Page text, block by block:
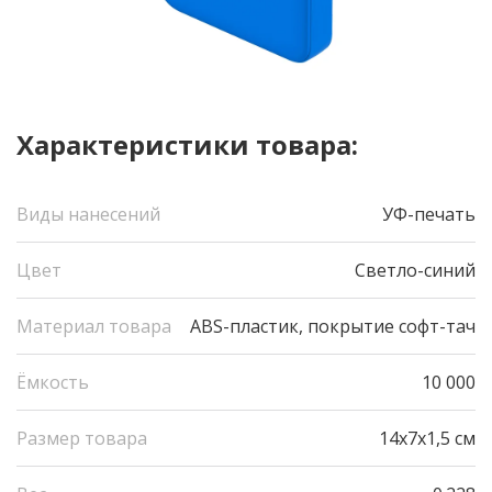
Характеристики товара:
Виды нанесений УФ-печать
Цвет Светло-синий
Материал товара ABS-пластик, покрытие софт-тач
Ёмкость 10 000
Размер товара 14х7х1,5 см